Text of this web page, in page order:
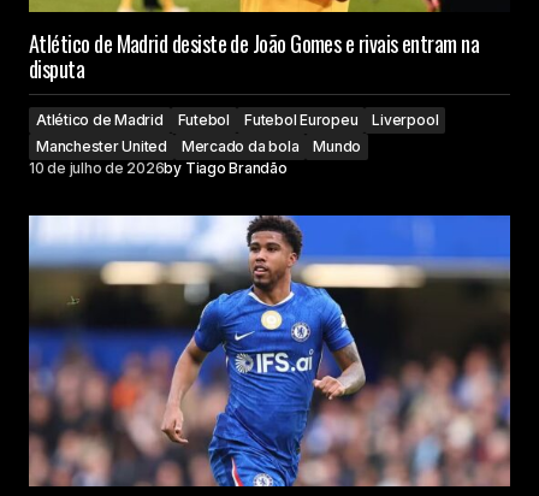
Atlético de Madrid desiste de João Gomes e rivais entram na
disputa
Atlético de Madrid Futebol Futebol Europeu
Liverpool
Manchester United
Mercado da bola
Mundo
10 de julho de 2026by Tiago Brandão